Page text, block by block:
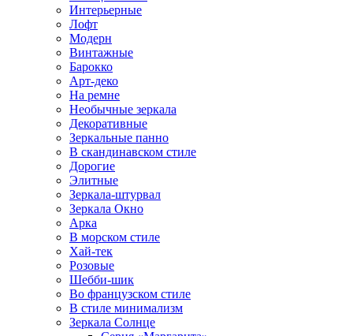
Интерьерные
Лофт
Модерн
Винтажные
Барокко
Арт-деко
На ремне
Необычные зеркала
Декоративные
Зеркальные панно
В скандинавском стиле
Дорогие
Элитные
Зеркала-штурвал
Зеркала Окно
Арка
В морском стиле
Хай-тек
Розовые
Шебби-шик
Во французском стиле
В стиле минимализм
Зеркала Солнце